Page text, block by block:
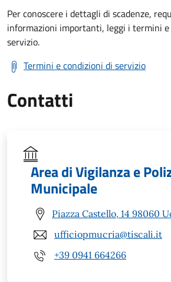
Per conoscere i dettagli di scadenze,
informazioni importanti, leggi i termini e
servizio.
Termini e condizioni di servizio
Contatti
Area di Vigilanza e
Municipale
Piazza Castello, 14 98060
ufficiopmucria@tiscali.it
+39 0941 664266